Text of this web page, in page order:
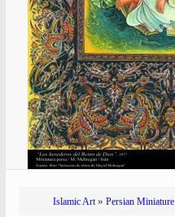
Islamic Art» Persian Miniature